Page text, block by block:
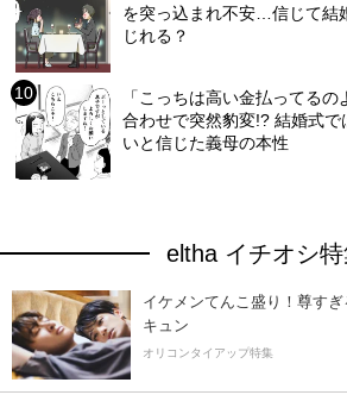
を突っ込まれ不安…信じて結
じれる？
「こっちは高い金払ってる
合わせで突然豹変!? 結婚式で
いと信じた義母の本性
eltha イチオシ
イケメンてんこ盛り！尊す
キュン
オリコンタイアップ特集